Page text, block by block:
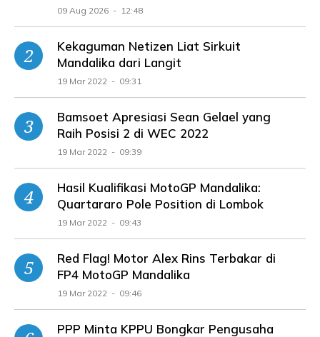
09 Aug 2026 - 12:48
Kekaguman Netizen Liat Sirkuit
Mandalika dari Langit
19 Mar 2022 - 09:31
Bamsoet Apresiasi Sean Gelael yang
Raih Posisi 2 di WEC 2022
19 Mar 2022 - 09:39
Hasil Kualifikasi MotoGP Mandalika:
Quartararo Pole Position di Lombok
19 Mar 2022 - 09:43
Red Flag! Motor Alex Rins Terbakar di
FP4 MotoGP Mandalika
19 Mar 2022 - 09:46
PPP Minta KPPU Bongkar Pengusaha